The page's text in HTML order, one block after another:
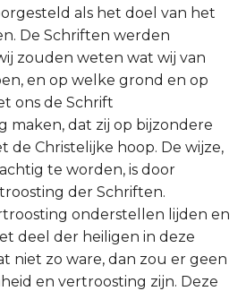
als het doel van het
De Schriften werden
zouden weten wat wij van
en op welke grond en op
ons de Schrift
maken, dat zij op bijzondere
de Christelijke hoop. De wijze,
te worden, is door
der Schriften.
onderstellen lijden en
deel der heiligen in deze
niet zo ware, dan zou er geen
en vertroosting zijn. Deze